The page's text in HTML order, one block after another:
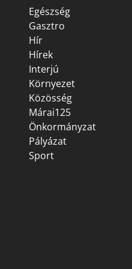
Egészség
Gasztro
Hír
Hírek
Interjú
Környezet
Közösség
Márai125
Önkormányzat
Pályázat
Sport